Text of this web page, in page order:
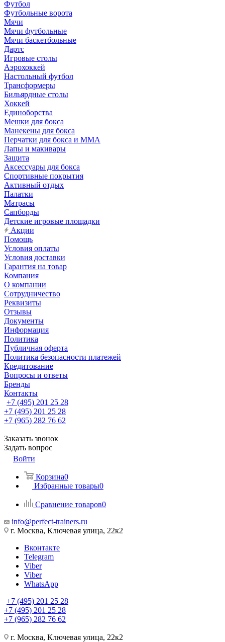
Футбол
Футбольные ворота
Мячи
Мячи футбольные
Мячи баскетбольные
Дартс
Игровые столы
Аэрохоккей
Настольный футбол
Трансформеры
Бильярдные столы
Хоккей
Единоборства
Мешки для бокса
Манекены для бокса
Перчатки для бокса и MMA
Лапы и макивары
Защита
Аксессуары для бокса
Спортивные покрытия
Активный отдых
Палатки
Матрасы
Сапборды
Детские игровые площадки
Акции
Помощь
Условия оплаты
Условия доставки
Гарантия на товар
Компания
О компании
Сотрудничество
Реквизиты
Отзывы
Документы
Информация
Политика
Публичная оферта
Политика безопасности платежей
Кредитование
Вопросы и ответы
Бренды
Контакты
+7 (495) 201 25 28
+7 (495) 201 25 28
+7 (965) 282 76 62
Заказать звонок
Задать вопрос
Войти
Корзина0
Избранные товары0
Сравнение товаров0
info@perfect-trainers.ru
г. Москва, Ключевая улица, 22к2
Вконтакте
Telegram
Viber
Viber
WhatsApp
+7 (495) 201 25 28
+7 (495) 201 25 28
+7 (965) 282 76 62
г. Москва, Ключевая улица, 22к2